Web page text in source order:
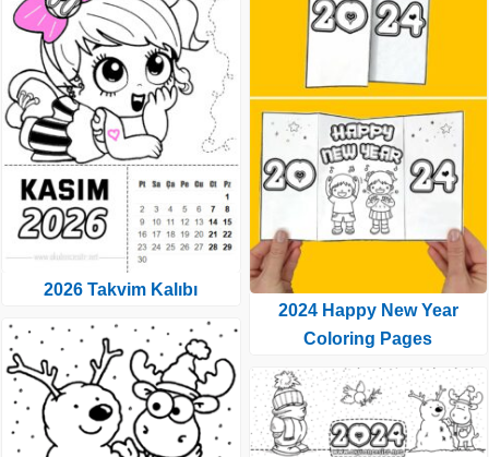
2026 Takvim Kalıbı
2024 Happy New Year
Coloring Pages